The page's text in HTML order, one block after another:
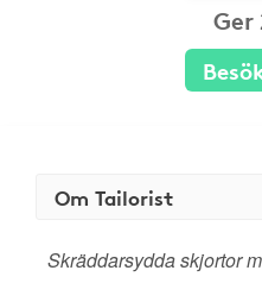
Ger
Om Tailorist
Skräddarsydda skjortor